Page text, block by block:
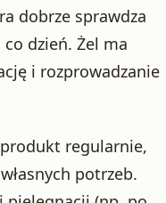
dobrze sprawdza
dzień. Żel ma
i rozprowadzanie
regularnie,
potrzeb.